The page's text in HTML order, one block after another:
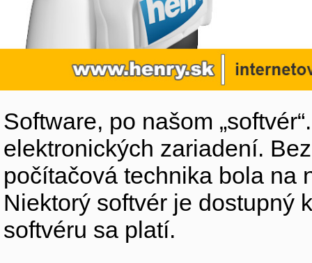
Software, po našom
elektronických zariadení.
počítačová technika bola na
Niektorý softvér je dostupný
softvéru sa platí.